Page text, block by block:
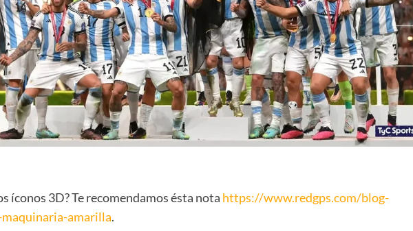
íconos 3D? Te recomendamos ésta nota https://www.redgps.com/blog-
amarilla.